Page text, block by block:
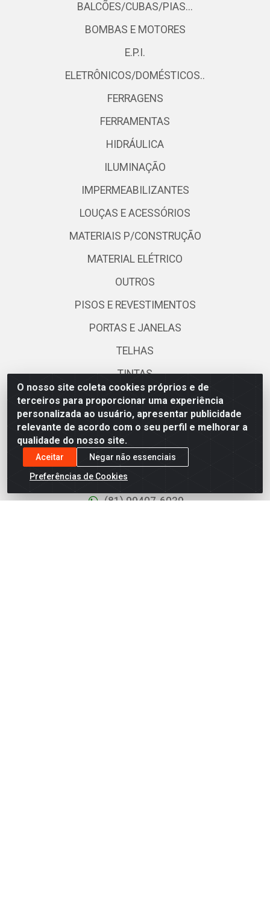
O nosso site coleta cookies próprios e de
terceiros para proporcionar uma experiência
personalizada ao usuário, apresentar publicidade
relevante de acordo com o seu perfil e melhorar a
qualidade do nosso site.
Aceitar
Negar não essenciais
Preferências de Cookies
BALCÕES/CUBAS/PIAS...
BOMBAS E MOTORES
E.P.I.
ELETRÔNICOS/DOMÉSTICOS..
FERRAGENS
FERRAMENTAS
HIDRÁULICA
ILUMINAÇÃO
IMPERMEABILIZANTES
LOUÇAS E ACESSÓRIOS
MATERIAIS P/CONSTRUÇÃO
MATERIAL ELÉTRICO
OUTROS
PISOS E REVESTIMENTOS
PORTAS E JANELAS
TELHAS
TINTAS
TORNEIRAS E REGISTROS
UTILIDADES
Fale Conosco
(81) 3441-6899
(81) 99407-6039